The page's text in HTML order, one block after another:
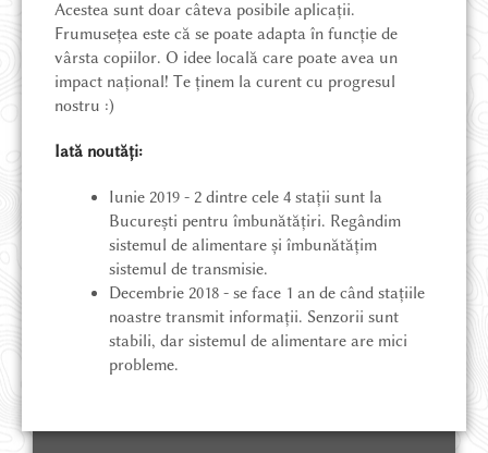
Acestea sunt doar câteva posibile aplicații.
Frumusețea este că se poate adapta în funcție de
vârsta copiilor. O idee locală care poate avea un
impact național! Te ținem la curent cu progresul
nostru :)
Iată noutăți:
Iunie 2019 - 2 dintre cele 4 stații sunt la
București pentru îmbunătățiri. Regândim
sistemul de alimentare și îmbunătățim
sistemul de transmisie.
Decembrie 2018 - se face 1 an de când stațiile
noastre transmit informații. Senzorii sunt
stabili, dar sistemul de alimentare are mici
probleme.